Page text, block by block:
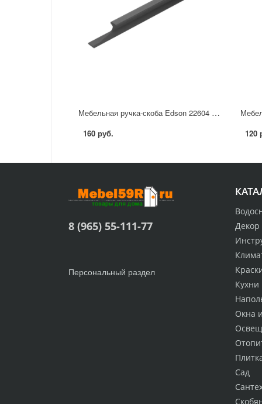
Мебельная ручка-скоба Edson 22604 96 мм черная
160 руб. 120
Декор
Кухни
Окна
Сад
8 (965) 55-111-77
Персональный раздел